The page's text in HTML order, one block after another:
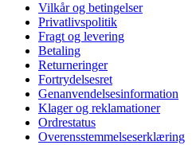
Vilkår og betingelser
Privatlivspolitik
Fragt og levering
Betaling
Returneringer
Fortrydelsesret
Genanvendelsesinformation
Klager og reklamationer
Ordrestatus
Overensstemmelseserklæring